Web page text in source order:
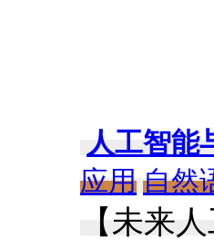
人工智能
应用 自然
【未来